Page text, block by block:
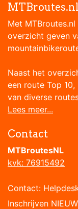
MTBroutes.nl
Met
overzicht geven
Naast het
een route Top
van diverse
Lees meer...
Contact
MTBroutesNL
kvk: 76915492
Contact:
Inschrijven